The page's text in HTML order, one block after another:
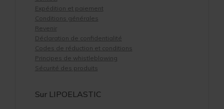
Expédition et paiement
Conditions générales
Revenir
Déclaration de confidentialité
Codes de réduction et conditions
Principes de whistleblowing
Sécurité des produits
Sur LIPOELASTIC